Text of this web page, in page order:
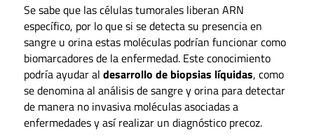
Se sabe que las células tumorales liberan ARN
específico, por lo que si se detecta su presencia en
sangre u orina estas moléculas podrían funcionar como
biomarcadores de la enfermedad. Este conocimiento
podría ayudar al desarrollo de biopsias líquidas, como
se denomina al análisis de sangre y orina para detectar
de manera no invasiva moléculas asociadas a
enfermedades y así realizar un diagnóstico precoz.